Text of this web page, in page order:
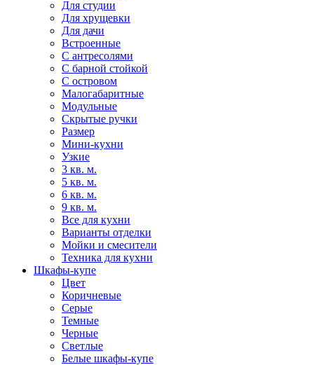
Для студии
Для хрущевки
Для дачи
Встроенные
С антресолями
С барной стойкой
С островом
Малогабаритные
Модульные
Скрытые ручки
Размер
Мини-кухни
Узкие
3 кв. м.
5 кв. м.
6 кв. м.
9 кв. м.
Все для кухни
Варианты отделки
Мойки и смесители
Техника для кухни
Шкафы-купе
Цвет
Коричневые
Серые
Темные
Черные
Светлые
Белые шкафы-купе